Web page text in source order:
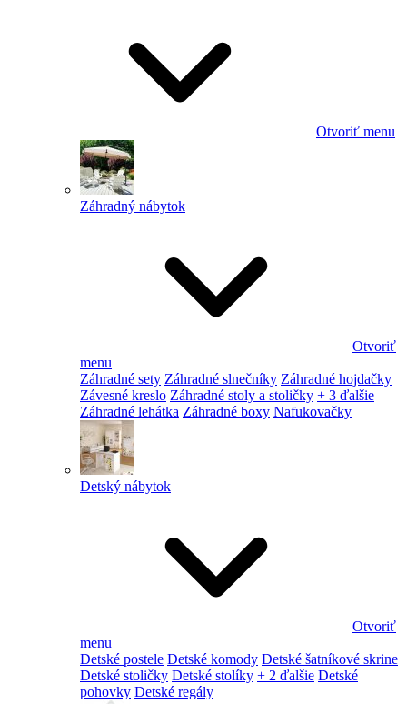
Otvoriť menu
Záhradný nábytok
Otvoriť
menu
Záhradné sety Záhradné slnečníky Záhradné hojdačky
Závesné kreslo Záhradné stoly a stoličky + 3 ďalšie
Záhradné lehátka Záhradné boxy Nafukovačky
Detský nábytok
Otvoriť
menu
Detské postele Detské komody Detské šatníkové skrine
Detské stoličky Detské stolíky + 2 ďalšie Detské
pohovky Detské regály